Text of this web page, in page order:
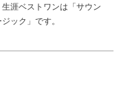
涯ベストワンは「サウン
ック」です。